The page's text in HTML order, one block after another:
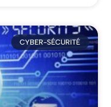
CYBER-SÉCURITÉ